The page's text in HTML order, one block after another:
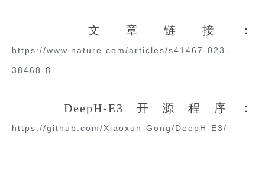
文章链接：
https://www.nature.com/articles/s41467-023-
38468-8
DeepH-E3开源程序：
https://github.com/Xiaoxun-Gong/DeepH-E3/